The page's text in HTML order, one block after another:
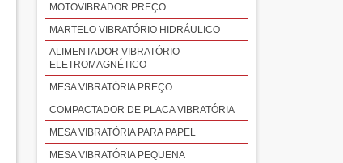
MOTOVIBRADOR PREÇO
MARTELO VIBRATÓRIO HIDRÁULICO
ALIMENTADOR VIBRATÓRIO
ELETROMAGNÉTICO
MESA VIBRATÓRIA PREÇO
COMPACTADOR DE PLACA VIBRATÓRIA
MESA VIBRATÓRIA PARA PAPEL
MESA VIBRATÓRIA PEQUENA